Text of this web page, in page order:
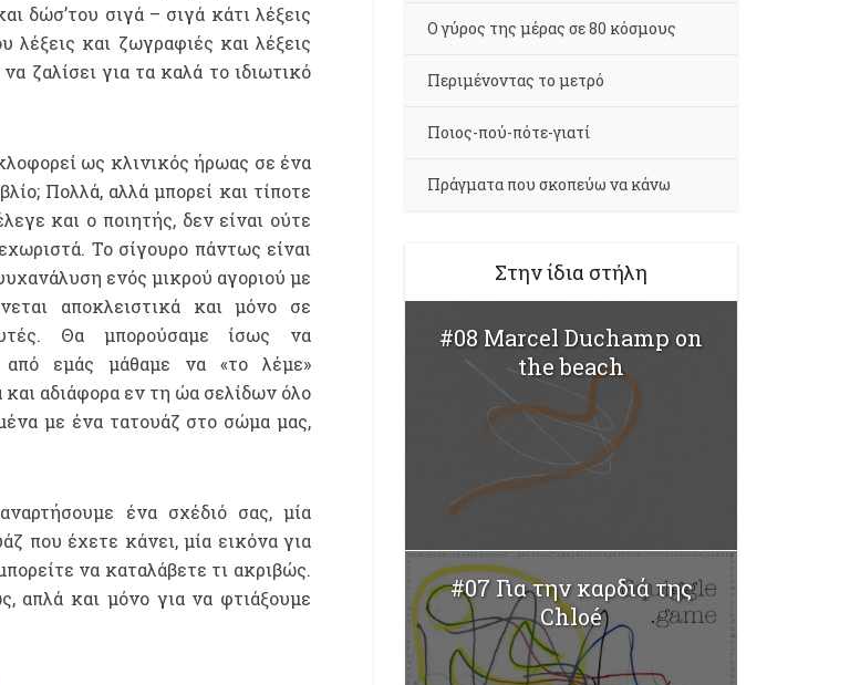
δώσ’του σιγά – σιγά κάτι λέξεις
λέξεις και ζωγραφιές και λέξεις
ζαλίσει για τα καλά το ιδιωτικό
ως κλινικός ήρωας σε ένα
Πολλά, αλλά μπορεί και τίποτε
και ο ποιητής, δεν είναι ούτε
Το σίγουρο πάντως είναι
ενός μικρού αγοριού με
αποκλειστικά και μόνο σε
Θα μπορούσαμε ίσως να
από εμάς μάθαμε να «το λέμε»
και αδιάφορα εν τη ώα σελίδων όλο
με ένα τατουάζ στο σώμα μας,
ένα σχέδιό σας, μία
που έχετε κάνει, μία εικόνα για
να καταλάβετε τι ακριβώς.
και μόνο για να φτιάξουμε
Ο γύρος της μέρας σε 80 κόσμους
Περιμένοντας το μετρό
Ποιος-πού-πότε-γιατί
Πράγματα που σκοπεύω να κάνω
Στην ίδια στήλη
#08 Marcel Duchamp on
the beach
#07 Για την καρδιά της
Chloé